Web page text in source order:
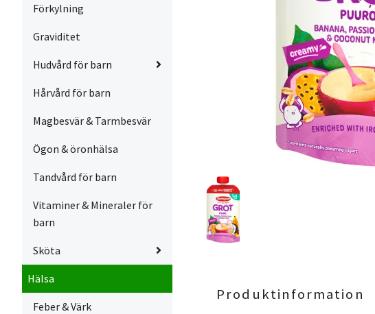
Förkylning
Graviditet
Hudvård för barn
Hårvård för barn
Magbesvär & Tarmbesvär
Ögon & öronhälsa
Tandvård för barn
Vitaminer & Mineraler för
barn
Sköta
Hälsa
Feber & Värk
Produktinformation